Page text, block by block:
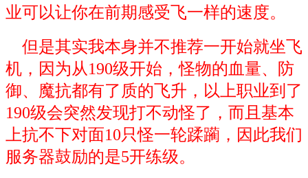
业可以让你在前期感受飞一样的速度。
但是其实我本身并不推荐一开始就坐飞
机，因为从190级开始，怪物的血量、防
御、魔抗都有了质的飞升，以上职业到了
190级会突然发现打不动怪了，而且基本
上抗不下对面10只怪一轮蹂躏，因此我们
服务器鼓励的是5开练级。